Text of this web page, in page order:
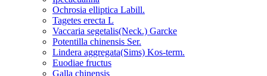
Ochrosia elliptica Labill.
Tagetes erecta L
Vaccaria segetalis(Neck.) Garcke
Potentilla chinensis Ser.
Lindera aggregata(Sims) Kos-term.
Euodiae fructus
Galla chinensis